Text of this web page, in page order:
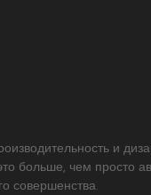
и
больше, чем просто
совершенства.